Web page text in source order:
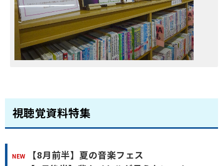
視聴覚資料特集
【8月前半】夏の音楽フェス